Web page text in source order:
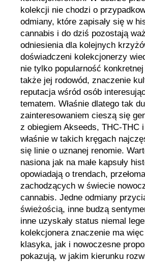
kolekcji nie chodzi o
odmiany, które zapisały się w
cannabis i do dziś pozostają
odniesienia dla kolejnych
doświadczeni kolekcjonerzy
nie tylko popularność
także jej rodowód, znaczenie
reputacja wśród osób
tematem. Właśnie dlatego tak
zainteresowaniem cieszą się
z obiegiem Akseeds, THC-THC
właśnie w takich kręgach
się linie o uznanej renomie.
nasiona jak na małe kapsuły
opowiadają o trendach,
zachodzących w świecie
cannabis. Jedne odmiany
świeżością, inne budzą
inne uzyskały status niemal
kolekcjonera znaczenie ma
klasyka, jak i nowoczesne
pokazują, w jakim kierunku